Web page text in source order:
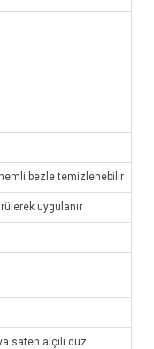
bezle temizlenebilir
uygulanır
saten alçılı düz